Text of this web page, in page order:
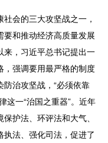
会的三大攻坚战之一，
和推动经济高质量发展
来，习近平总书记提出一
，强调要用最严格的制度
治攻坚战，“必须依靠
这一“治国之重器”。近年
护法、环评法和大气、
法、强化司法，促进了